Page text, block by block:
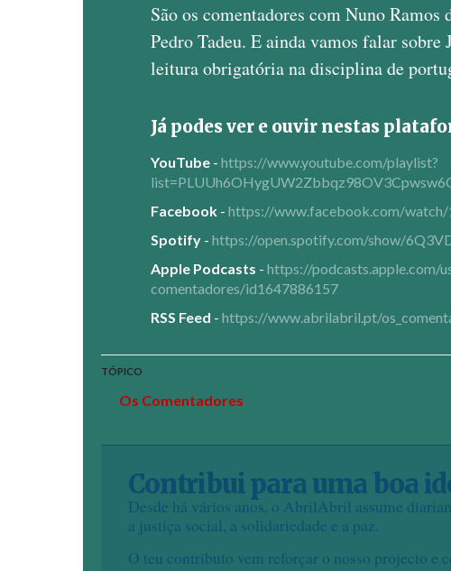
São os comentadores com Nuno
Pedro Tadeu. E ainda vamos falar sobre
leitura obrigatória na disciplina de
Já podes ver e ouvir nestas
YouTube - https://www.youtube.com/playlist?
Facebook - https://www.facebook.com/
Spotify - https://open.spotify.com/show/
Apple Podcasts - https://podcasts.apple.com/
comentadores/id1647886157
RSS Feed - https://www.abrilabril.pt/
TÓPICO
Os Comentadores
Contribui para uma boa
Desde há vários anos, o AbrilAbril assume
a justiça social, a solidariedade e a paz.
O teu contributo vem reforçar o nosso projecto e